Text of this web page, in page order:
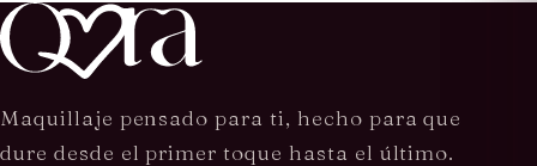
Maquillaje pensado para ti, hecho para que
dure desde el primer toque hasta el último.